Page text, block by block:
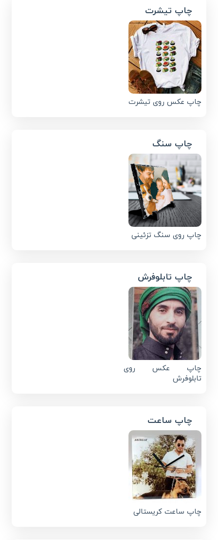
چاپ تیشرت
چاپ عکس روی تیشرت
چاپ سنگ
چاپ روی سنگ تزئینی
چاپ تابلوفرش
چاپ عکس روی
تابلوفرش
چاپ ساعت
چاپ ساعت کریستالی